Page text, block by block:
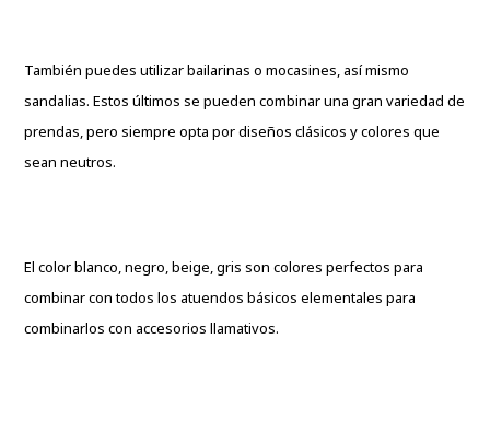
También puedes utilizar bailarinas o mocasines, así mismo
sandalias. Estos últimos se pueden combinar una gran variedad de
prendas, pero siempre opta por diseños clásicos y colores que
sean neutros.
El color blanco, negro, beige, gris son colores perfectos para
combinar con todos los atuendos básicos elementales para
combinarlos con accesorios llamativos.